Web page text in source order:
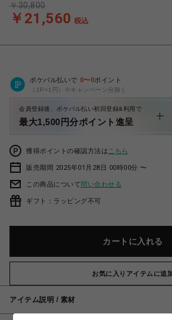
￥21,560 税込
￥30,800
ポケパル払いで 0〜0ポイント
（1P=1円）※キャンペーン分除く
会員登録後、ポケパル払い初回登録&利用で
最大1,500円分ポイント進呈
獲得ポイントの確認方法は こちら
販売期間 2025年01月28日 00時00分 〜
この商品について問い合わせる
ギフト：ラッピング不可
カートに入れる
お気に入りアイテムに追
アイテム説明 / 素材